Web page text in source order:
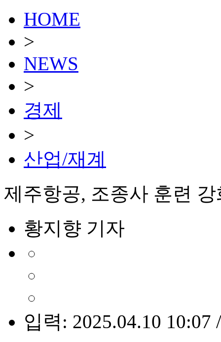
HOME
>
NEWS
>
경제
>
산업/재계
제주항공, 조종사 훈련
황지향 기자
입력: 2025.04.10 10:07